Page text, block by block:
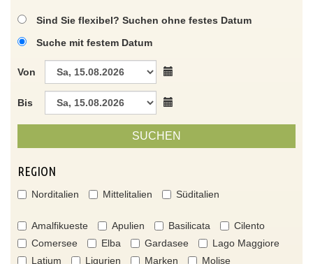
Sind Sie flexibel? Suchen ohne festes Datum
Suche mit festem Datum
Von
Bis
SUCHEN
REGION
Norditalien Mittelitalien Süditalien
Amalfikueste Apulien Basilicata
Cilento
Comersee
Elba Gardasee
Lago Maggiore
Latium
Ligurien Marken
Molise